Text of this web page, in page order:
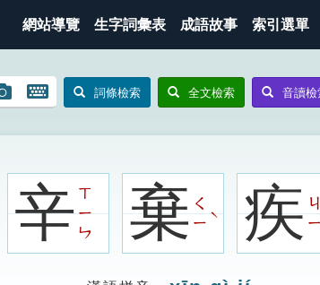
網站導覽 生字詞彙表 成語故事 索引選單
圖
搜
圖
開
鍵
圖
示
詞條檢索 全文檢索 音讀檢
辛ㄒ
ㄧ
ㄣ
棄ㄑ
ㄧ
ˋ 疾ㄐ
ㄧ